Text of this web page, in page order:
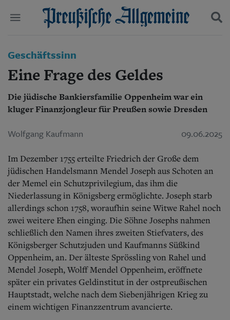
Start
Wer wir sind
Aktuelle Ausgabe
Abonnenten-Login
Abonnent werden
Abo Prämien
Archiv
Mediadaten
Wirtschaft
Gesellschaft
Leben
Berlin-Brandenburg
Schlesien
Danzig und Westpreußen
Bücher
Kontakt
Suchen und finden
Geschäftssinn
Eine Frage des Geldes
Die jüdische Bankiersfamilie Oppenheim war ein
kluger Finanzjongleur für Preußen sowie Dresden
Wolfgang Kaufmann 09.06.2025
Im Dezember 1755 erteilte Friedrich der Große dem
jüdischen Handelsmann Mendel Joseph aus Schoten an
der Memel ein Schutzprivilegium, das ihm die
Niederlassung in Königsberg ermöglichte. Joseph starb
allerdings schon 1758, woraufhin seine Witwe Rahel noch
zwei weitere Ehen einging. Die Söhne Josephs nahmen
schließlich den Namen ihres zweiten Stiefvaters, des
Königsberger Schutzjuden und Kaufmanns Süßkind
Oppenheim, an. Der älteste Sprössling von Rahel und
Mendel Joseph, Wolff Mendel Oppenheim, eröffnete
später ein privates Geldinstitut in der ostpreußischen
Hauptstadt, welche nach dem Siebenjährigen Krieg zu
einem wichtigen Finanzzentrum avancierte.